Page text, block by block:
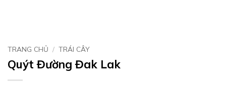
TRANG CHỦ / TRÁI CÂY
Quýt Đường Đak Lak